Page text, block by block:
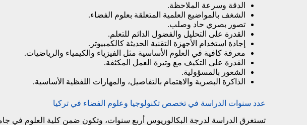
الدقة وسرعة الملاحظة.
الشغف بالمواضيع العلمية المتعلقة بعلوم الفضاء.
تصور بصري حاد وصلب.
القدرة على التحليل والفضول الدائم للتعلم.
إجادة استخدام الأجهزة التقنية الحديثة كالكمبيوتر.
معرفة كافية في العلوم الأساسية مثل الفيزياء والكيمياء والرياضيات.
القدرة على التكيف مع وتيرة العمل المكثفة.
الشعور بالمسؤولية.
الذاكرة البصرية والاهتمام بالتفاصيل، والمهارات اللفظية الأساسية.
عدد سنوات الدراسة في تخصص تكنولوجيا وعلوم الفضاء في تركيا
تستغرق الدراسة لدرجة البكالوريوس أربع سنوات، وتكون ضمن كلية العلوم في